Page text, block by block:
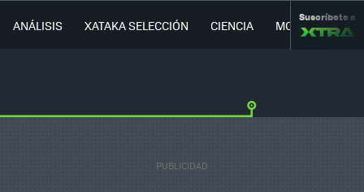
ANÁLISIS XATAKA SELECCIÓN CIENCIA MOVILIDAD
Suscríbete a